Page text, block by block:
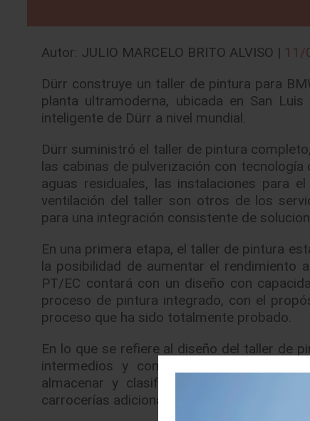
Autor: JULIO MARCELO BRITO ALVISO | 11/
Dürr construye un taller de pintura para
planta ultramoderna, ubicada en San
inteligente de Dürr a nivel mundial.
Dürr suministró el taller de pintura
las cabinas de pulverización con
aguas residuales, las instalaciones para
ventilación del taller son otros de los
para una integración consistente de
En una primera etapa, el taller de pintura
la posibilidad de aumentar el rendimiento
PT/EC contará con un diseño con
proceso de pintura integrado, con el
proceso que ha sido totalmente probado.
En lo que se refiere al diseño del taller de
intermedios y con almacenes
almacenar y clasificar vehículos, lo que
carrocerías adicional.